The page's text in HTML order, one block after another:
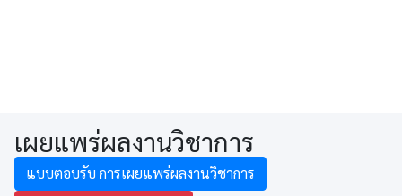
เผยแพร่ผลงานวิชาการ
แบบตอบรับ การเผยแพร่ผลงานวิชาการ